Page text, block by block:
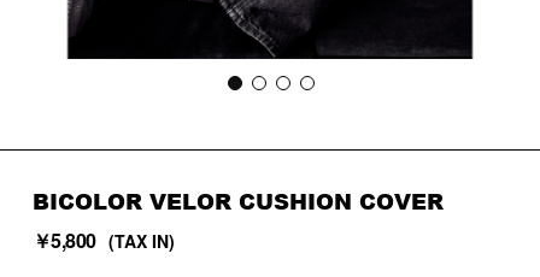
BICOLOR VELOR CUSHION COVER
￥5,800 (TAX IN)